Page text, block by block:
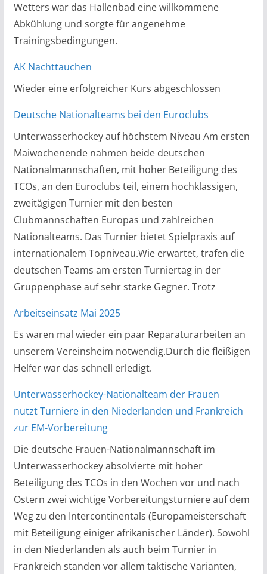
Wetters war das Hallenbad eine willkommene
Abkühlung und sorgte für angenehme
Trainingsbedingungen.
AK Nachttauchen
Wieder eine erfolgreicher Kurs abgeschlossen
Deutsche Nationalteams bei den Euroclubs
Unterwasserhockey auf höchstem Niveau Am ersten
Maiwochenende nahmen beide deutschen
Nationalmannschaften, mit hoher Beteiligung des
TCOs, an den Euroclubs teil, einem hochklassigen,
zweitägigen Turnier mit den besten
Clubmannschaften Europas und zahlreichen
Nationalteams. Das Turnier bietet Spielpraxis auf
internationalem Topniveau.Wie erwartet, trafen die
deutschen Teams am ersten Turniertag in der
Gruppenphase auf sehr starke Gegner. Trotz
Arbeitseinsatz Mai 2025
Es waren mal wieder ein paar Reparaturarbeiten an
unserem Vereinsheim notwendig.Durch die fleißigen
Helfer war das schnell erledigt.
Unterwasserhockey-Nationalteam der Frauen
nutzt Turniere in den Niederlanden und Frankreich
zur EM-Vorbereitung
Die deutsche Frauen-Nationalmannschaft im
Unterwasserhockey absolvierte mit hoher
Beteiligung des TCOs in den Wochen vor und nach
Ostern zwei wichtige Vorbereitungsturniere auf dem
Weg zu den Intercontinentals (Europameisterschaft
mit Beteiligung einiger afrikanischer Länder). Sowohl
in den Niederlanden als auch beim Turnier in
Frankreich standen vor allem taktische Varianten,